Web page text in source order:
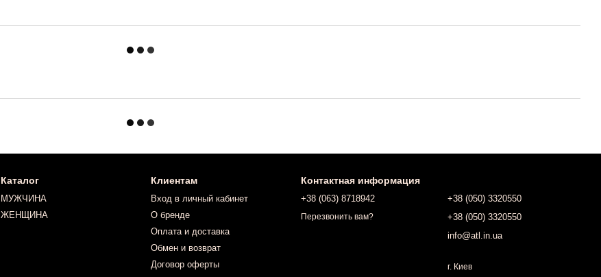
Каталог
МУЖЧИНА
ЖЕНЩИНА
Клиентам
Вход в личный кабинет
О бренде
Оплата и доставка
Обмен и возврат
Договор оферты
Контактная информация
+38 (063) 8718942
Перезвонить вам?
+38 (050) 3320550
+38 (050) 3320550
info@atl.in.ua
г. Киев